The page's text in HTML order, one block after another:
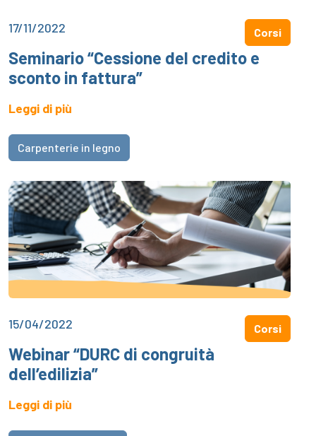
17/11/2022 Corsi
Seminario “Cessione del credito e
sconto in fattura”
Leggi di più
Carpenterie in legno
15/04/2022 Corsi
Webinar “DURC di congruità
dell’edilizia”
Leggi di più